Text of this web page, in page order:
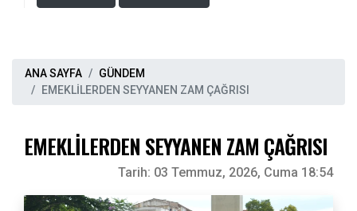
ANA SAYFA
GÜNDEM
EMEKLİLERDEN SEYYANEN ZAM ÇAĞRISI
EMEKLİLERDEN SEYYANEN ZAM ÇAĞRISI
Tarih: 03 Temmuz, 2026, Cuma 18:54